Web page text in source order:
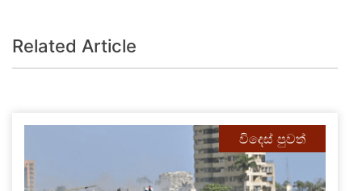
Related Article
විදෙස් පුවත්